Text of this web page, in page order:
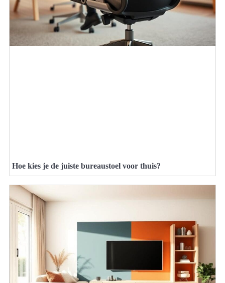
Hoe kies je de juiste bureaustoel voor thuis?